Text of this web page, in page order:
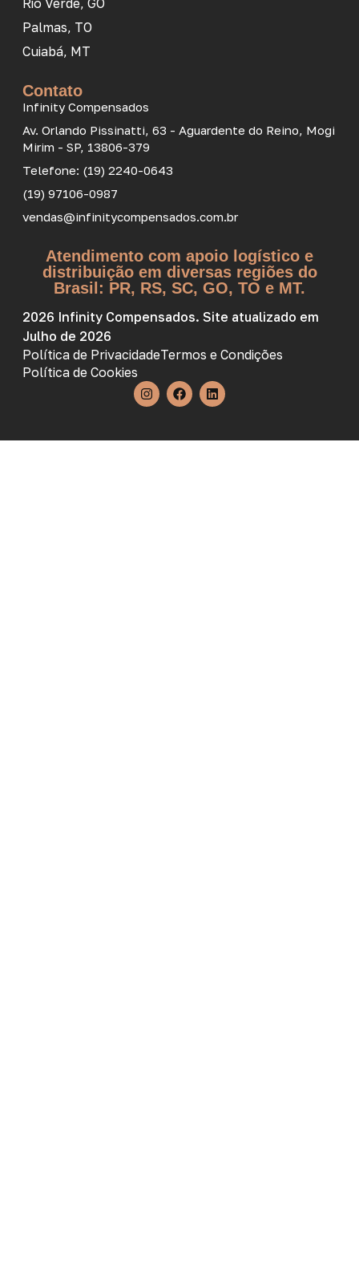
Rio Verde, GO
Palmas, TO
Cuiabá, MT
Contato
Infinity Compensados
Av. Orlando Pissinatti, 63 - Aguardente do Reino, Mogi
Mirim - SP, 13806-379
Telefone: (19) 2240-0643
(19) 97106-0987
vendas@infinitycompensados.com.br
Atendimento com apoio logístico e
distribuição em diversas regiões do
Brasil: PR, RS, SC, GO, TO e MT.
2026 Infinity Compensados. Site atualizado em
Julho de 2026
Política de PrivacidadeTermos e Condições
Política de Cookies